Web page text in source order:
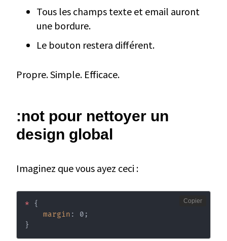
Tous les champs texte et email auront
une bordure.
Le bouton restera différent.
Propre. Simple. Efficace.
:not pour nettoyer un
design global
Imaginez que vous ayez ceci :
*
{
margin : 0 ;
}
Copier